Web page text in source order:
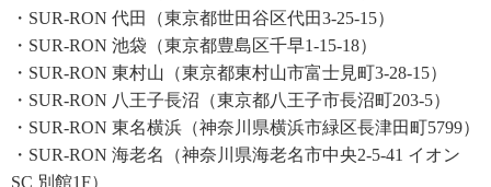
・SUR-RON 代田（東京都世田谷区代田3-25-15）
・SUR-RON 池袋（東京都豊島区千早1-15-18）
・SUR-RON 東村山（東京都東村山市富士見町3-28-15）
・SUR-RON 八王子長沼（東京都八王子市長沼町203-5）
・SUR-RON 東名横浜（神奈川県横浜市緑区長津田町5799）
・SUR-RON 海老名（神奈川県海老名市中央2-5-41 イオン
SC 別館1F）